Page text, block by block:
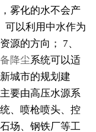
雾化的水不会产
可以利用中水作为
源的方向； 7、
降尘系统可以适
城市的规划建
要由高压水源系
、喷枪喷头、控
场、钢铁厂等工